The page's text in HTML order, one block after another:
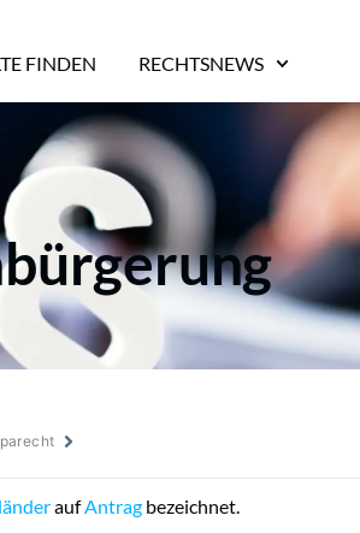
FINDEN RECHTSNEWS
aufAntrag bezeichnet.